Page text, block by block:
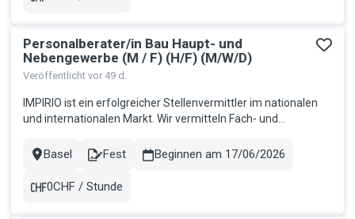
Gehalt
Personalberater/in Bau Haupt- und
Nebengewerbe (M / F) (H/F) (M/W/D)
Veröffentlicht vor 49 d.
IMPIRIO ist ein erfolgreicher Stellenvermittler im nationalen
und internationalen Markt. Wir vermitteln Fach- und
auf persönliche Beratung und verfügen über ein breites
Temporärstellen....
Stadt
Basel
Contract
Fest Beginnen am 17/06/2026
Gehalt
0CHF / Stunde